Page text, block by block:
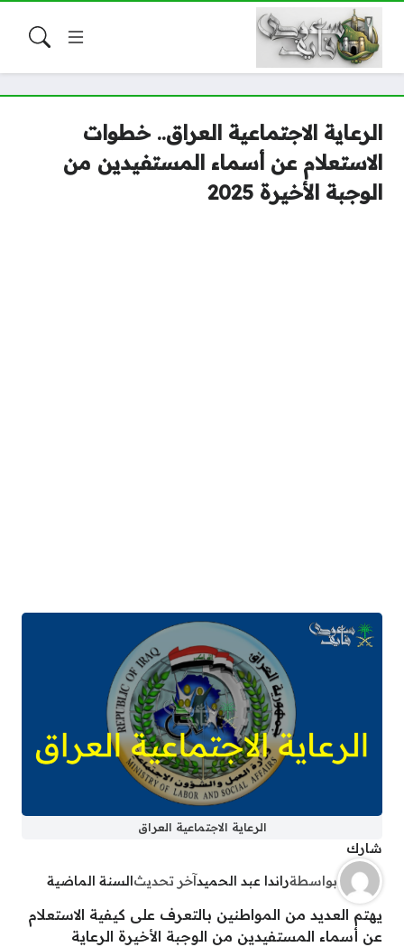
الرعاية الاجتماعية العراق.. خطوات
الاستعلام عن أسماء المستفيدين من
الوجبة الأخيرة 2025
الرعاية الاجتماعية العراق
شارك
بواسطةراندا عبد الحميدآخر تحديثالسنة الماضية
يهتم العديد من المواطنين بالتعرف على كيفية الاستعلام
عن أسماء المستفيدين من الوجبة الأخيرة الرعاية